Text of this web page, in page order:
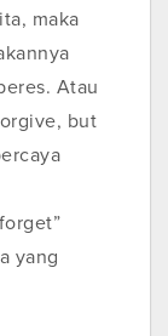
maka
Atau
but
yang